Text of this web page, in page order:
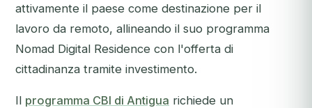
attivamente il paese come destinazione per il
lavoro da remoto, allineando il suo programma
Nomad Digital Residence con l'offerta di
cittadinanza tramite investimento.
Il programma CBI di Antigua richiede un